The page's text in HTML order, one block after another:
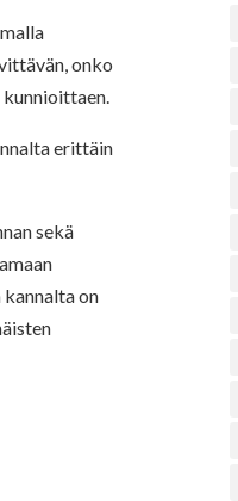
onko
erittäin
sekä
on